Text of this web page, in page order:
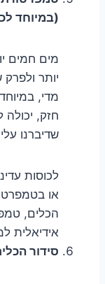
(במיוחד
מים חמים
יותר
מדי,
חזק, יכולה
שדיברנו
לכוסות
אידיאלית
סידור